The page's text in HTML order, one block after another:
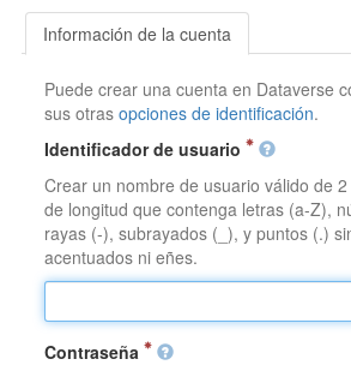
Información de la cuenta
Puede crear una cuenta en Dataverse
sus otrasopciones de identificación.
Identificador de usuario
Crear un nombre de usuario válido de
de longitud que contenga letras (a-Z),
rayas (-), subrayados (_), y puntos (.)
acentuados ni eñes.
Contraseña